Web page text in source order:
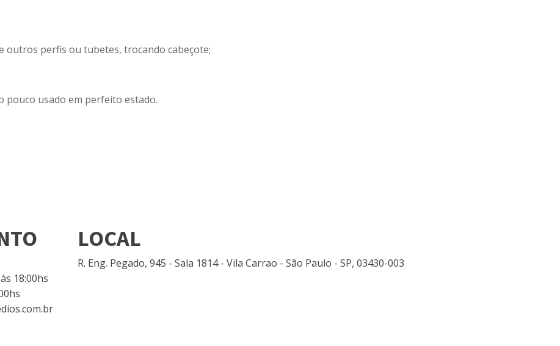
outros perfis ou tubetes, trocando cabeçote;
pouco usado em perfeito estado.
18:00hs
LOCAL
R. Eng. Pegado, 945 - Sala 1814 - Vila Carrao - São Paulo - SP, 03430-003